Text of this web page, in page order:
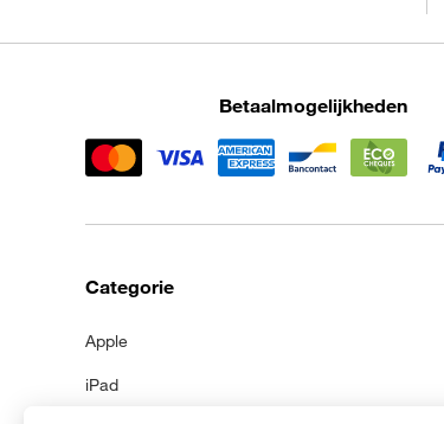
Betaalmogelijkheden
Categorie
Apple
iPad